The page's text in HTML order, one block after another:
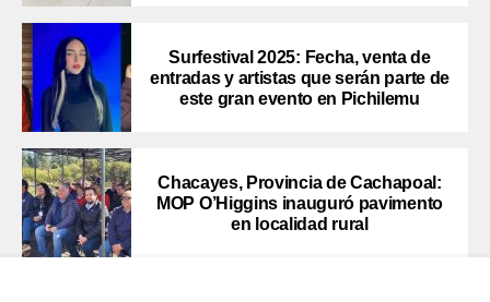
Surfestival 2025: Fecha, venta de
entradas y artistas que serán parte de
este gran evento en Pichilemu
Chacayes, Provincia de Cachapoal:
MOP O’Higgins inauguró pavimento
en localidad rural